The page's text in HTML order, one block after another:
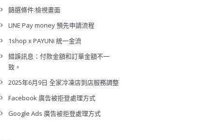
篩選條件:檢視畫面
LINE Pay money 預先申請流程
1shop x PAYUNi 統一金流
錯誤訊息：付款金額和訂單金額不一
致。
2025年6月9日 全家冷凍店到店服務調整
Facebook 廣告被拒登處理方式
Google Ads 廣告被拒登處理方式